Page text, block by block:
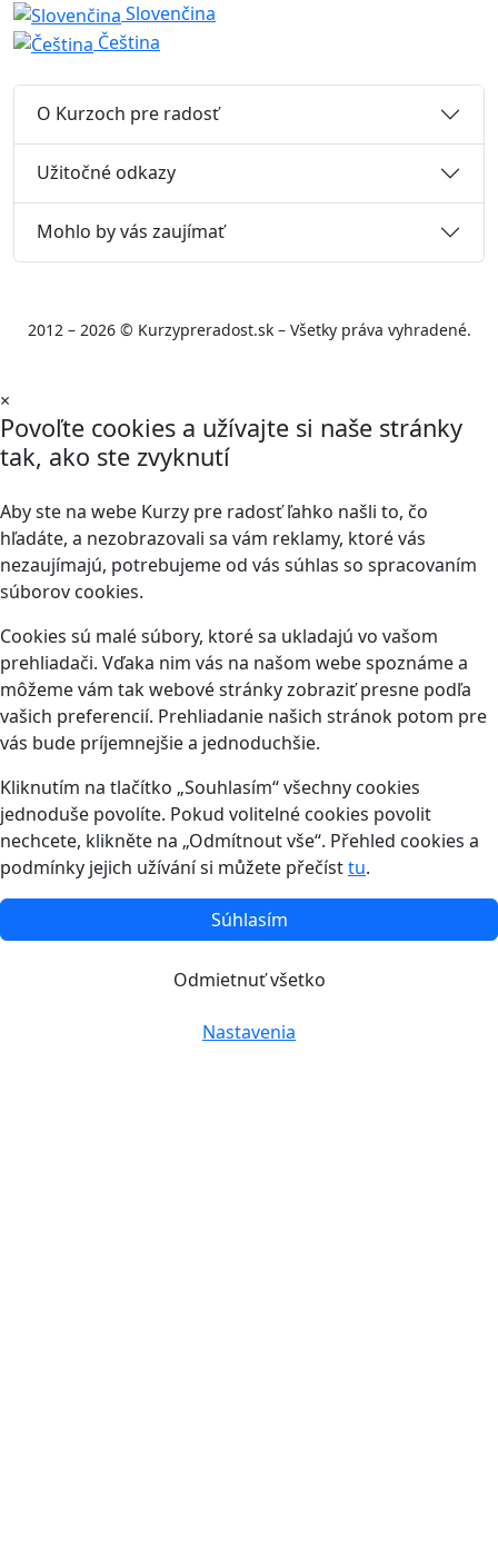
Slovenčina
Čeština
O Kurzoch pre radosť
Užitočné odkazy
Mohlo by vás zaujímať
2012 – 2026 © Kurzypreradost.sk – Všetky práva vyhradené.
×
Povoľte cookies a užívajte si naše stránky
tak, ako ste zvyknutí
Aby ste na webe Kurzy pre radosť ľahko našli to, čo
hľadáte, a nezobrazovali sa vám reklamy, ktoré vás
nezaujímajú, potrebujeme od vás súhlas so spracovaním
súborov cookies.
Cookies sú malé súbory, ktoré sa ukladajú vo vašom
prehliadači. Vďaka nim vás na našom webe spoznáme a
môžeme vám tak webové stránky zobraziť presne podľa
vašich preferencií. Prehliadanie našich stránok potom pre
vás bude príjemnejšie a jednoduchšie.
Kliknutím na tlačítko „Souhlasím“ všechny cookies
jednoduše povolíte. Pokud volitelné cookies povolit
nechcete, klikněte na „Odmítnout vše“. Přehled cookies a
podmínky jejich užívání si můžete přečísttu.
Súhlasím
Odmietnuť všetko
Nastavenia